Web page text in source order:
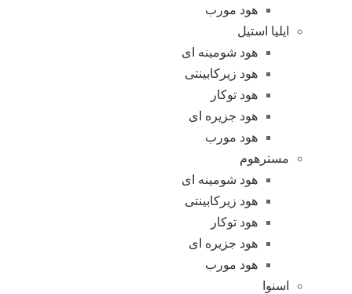
هود مورب
ایلیا استیل
هود شومینه ای
هود زیرکابینتی
هود توکار
هود جزیره ای
هود مورب
مسترهوم
هود شومینه ای
هود زیرکابینتی
هود توکار
هود جزیره ای
هود مورب
اسنوا